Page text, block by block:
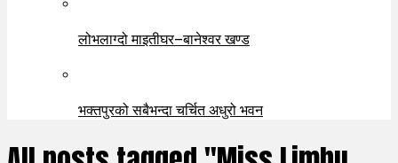
लोभलाग्दो माइतीघर–बानेश्वर खण्ड
भक्तपुरको सबैभन्दा चर्चित अधुरो भवन